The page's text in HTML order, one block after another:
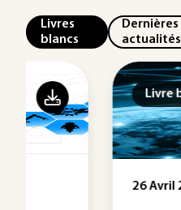
Livres
blancs
Dernières
actualités
Livre blanc
26 Avril 2023